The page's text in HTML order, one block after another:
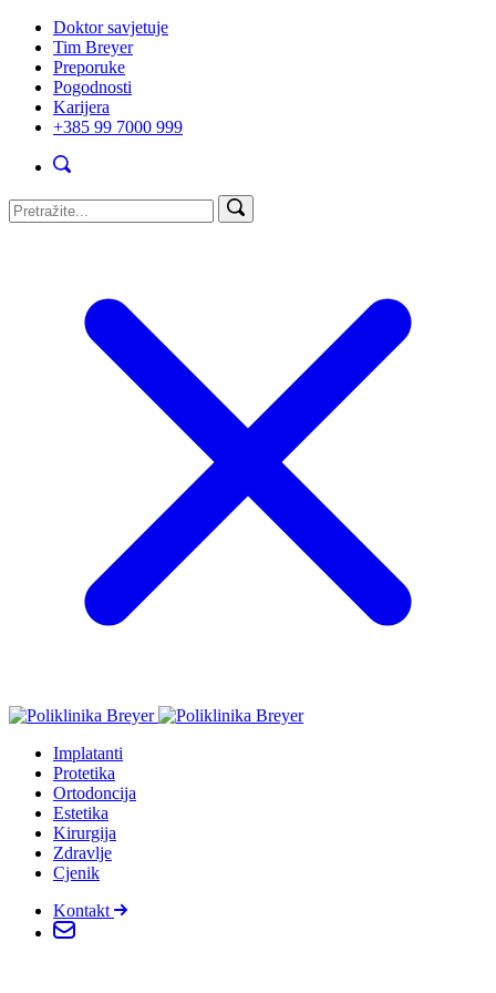
Doktor savjetuje
Tim Breyer
Preporuke
Pogodnosti
Karijera
+385 99 7000 999
Implatanti
Protetika
Ortodoncija
Estetika
Kirurgija
Zdravlje
Cjenik
Kontakt